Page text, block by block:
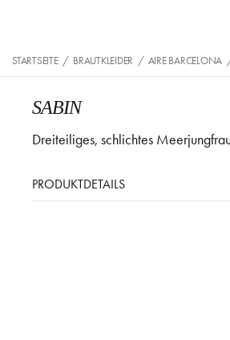
STARTSEITE / BRAUTKLEIDER / AIRE BARCELONA
SABIN
Dreiteiliges, schlichtes
PRODUKTDETAILS